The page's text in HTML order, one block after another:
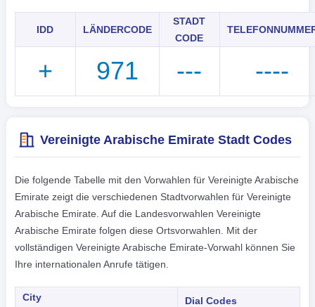
IDD LÄNDERCODE
STADT
CODE
+ 971 --- ----
Vereinigte Arabische Emirate Stadt Codes
Die folgende Tabelle mit den Vorwahlen für Vereinigte Arabische
Emirate zeigt die verschiedenen Stadtvorwahlen für Vereinigte
Arabische Emirate. Auf die Landesvorwahlen Vereinigte
Arabische Emirate folgen diese Ortsvorwahlen. Mit der
vollständigen Vereinigte Arabische Emirate-Vorwahl können Sie
Ihre internationalen Anrufe tätigen.
City Dial Codes